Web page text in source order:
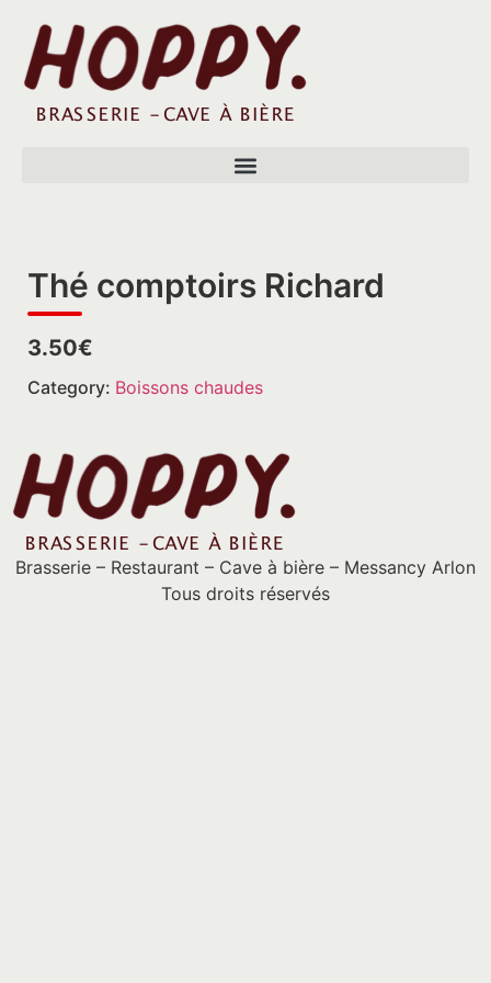
Thé comptoirs Richard
3.50€
Category: Boissons chaudes
Brasserie – Restaurant – Cave à bière – Messancy Arlon
Tous droits réservés